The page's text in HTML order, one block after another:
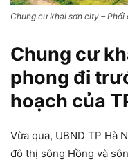
Chung cư khai sơn city –
Chung cư
phong đi
hoạch của
Vừa qua, UBND TP Hà
đô thị sông Hồng và